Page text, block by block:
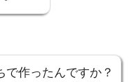
で作ったんですか？